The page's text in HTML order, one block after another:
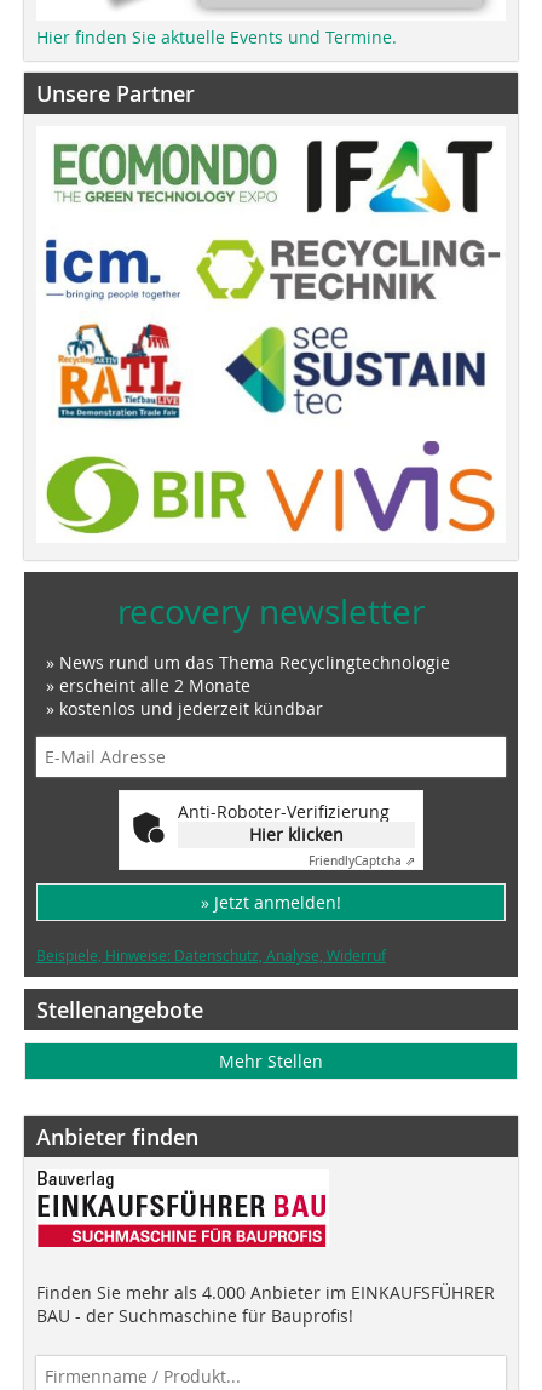
Hier finden Sie aktuelle Events und Termine.
Unsere Partner
recovery newsletter
» News rund um das Thema Recyclingtechnologie
» erscheint alle 2 Monate
» kostenlos und jederzeit kündbar
Anti-Roboter-Verifizierung
Hier klicken
FriendlyCaptcha ⇗
» Jetzt anmelden!
Beispiele, Hinweise: Datenschutz, Analyse, Widerruf
Stellenangebote
Mehr Stellen
Anbieter finden
Finden Sie mehr als 4.000 Anbieter im EINKAUFSFÜHRER
BAU - der Suchmaschine für Bauprofis!